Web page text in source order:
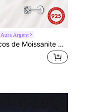
Aura Argent
1 Peça Brincos de Moissanite 0,03-1,2ct em Prata de Lei 925 com Base Plana, Joias de Piercing Hipoalergénicas para Mulheres e Homens, Uso Diário, Casamento e Noiva